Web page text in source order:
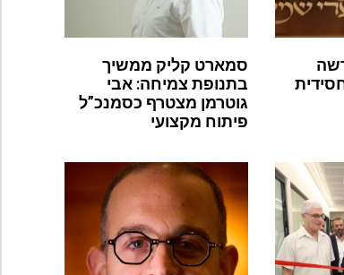
סמארט קליק ממשיך
בתנופת צמיחה: אבי
גוטרמן מצטרף כסמנכ”ל
פיתוח מקצועי